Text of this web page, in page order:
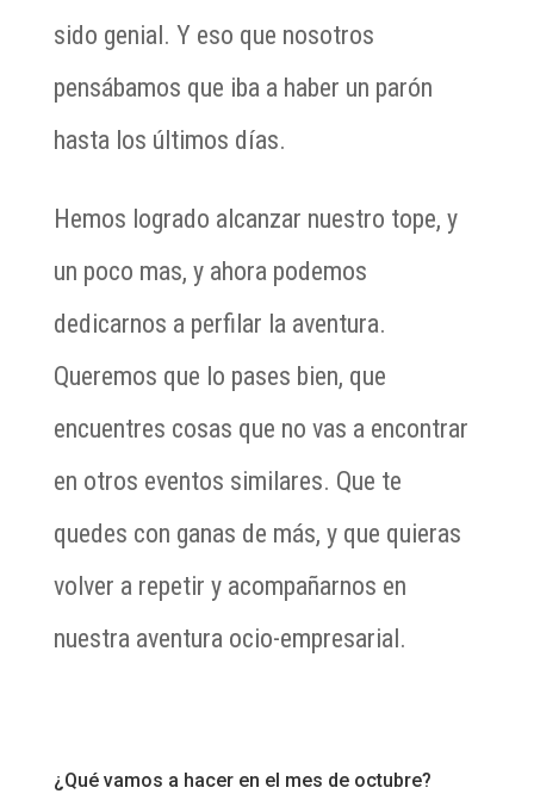
sido genial. Y eso que nosotros
pensábamos que iba a haber un parón
hasta los últimos días.
Hemos logrado alcanzar nuestro tope, y
un poco mas, y ahora podemos
dedicarnos a perfilar la aventura.
Queremos que lo pases bien, que
encuentres cosas que no vas a encontrar
en otros eventos similares. Que te
quedes con ganas de más, y que quieras
volver a repetir y acompañarnos en
nuestra aventura ocio-empresarial.
¿Qué vamos a hacer en el mes de octubre?